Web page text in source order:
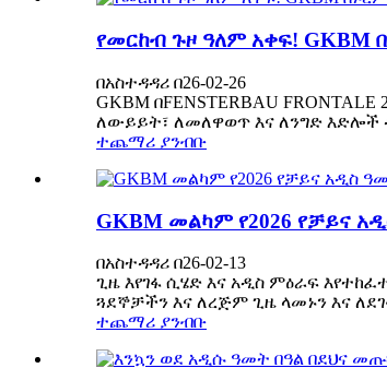
የመርከብ ጉዞ ዓለም አቀፍ! GKBM
በአስተዳዳሪ በ26-02-26
GKBM በFENSTERBAU
ለውይይት፣ ለመለዋወጥ እና ለንግድ እድሎች
ተጨማሪ ያንብቡ
GKBM መልካም የ2026 የቻይና
በአስተዳዳሪ በ26-02-13
ጊዜ እየገፋ ሲሄድ እና አዲስ ምዕራፍ
ጓደኞቻችን እና ለረጅም ጊዜ ላመኑን እና
ተጨማሪ ያንብቡ